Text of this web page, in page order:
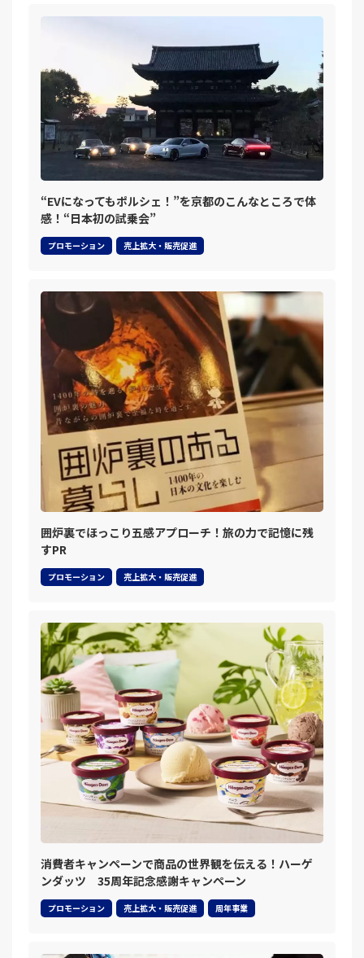
“EVになってもポルシェ！”を京都のこんなところで体
感！“日本初の試乗会”
プロモーション 売上拡大・販売促進
囲炉裏でほっこり五感アプローチ！旅の力で記憶に残
すPR
プロモーション 売上拡大・販売促進
消費者キャンペーンで商品の世界観を伝える！ハーゲ
ンダッツ 35周年記念感謝キャンペーン
プロモーション 売上拡大・販売促進 周年事業